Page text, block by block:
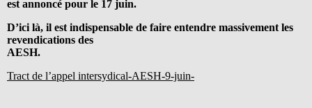
est annoncé pour le 17 juin.
D’ici là, il est indispensable de faire entendre massivement les
revendications des
AESH.
Tract de l’appel intersydical-AESH-9-juin-